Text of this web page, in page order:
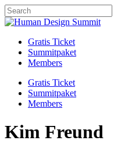
Skip
to
content
Close
Menu
Gratis Ticket
Summitpaket
Members
Gratis Ticket
Summitpaket
Members
Kim Freund